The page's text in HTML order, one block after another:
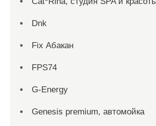
Dnk
Fix Абакан
FPS74
G-Energy
Genesis premium, автомойка